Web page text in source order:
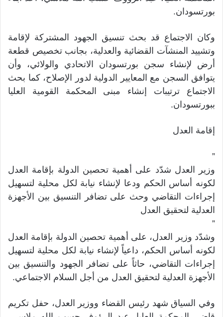
بورتسودان.
وكان الاجتماع قد بحث تنسيق الجهود المشتركة لإقامة
وتشييد المنشآت القضائية والعدلية، بجانب تخصيص قطعة
أرض لإنشاء سجن بورتسودان الاتحادي والولائي، وأن
يتوافق السجن مع المعايير الدولية لدور الإصلاح، كما بحث
الاجتماع ترتيبات إنشاء مبنى المحكمة القومية العليا
ببورتسودان.
إقامة العدل
”
وزير العدل شدّد على أهمية تحصين الدولة بإقامة العدل
لكونه أساس الحكم ودعا لإنشاء نيابة لكل محلية لتسهيل
إجراءات التقاضي وحث على تضافر التنسيق بين الأجهزة
العدلية لتحقيق العدل
”
وشدّد وزير العدل، على أهمية تحصين الدولة بإقامة العدل
لكونه أساس الحكم، داعياً لإنشاء نيابة لكل محلية لتسهيل
إجراءات التقاضي، حاثاً على تضافر الجهود والتنسيق بين
الأجهزة العدلية لتحقيق العدل من أجل السلام الاجتماعي.
وفي السياق شهد رئيس القضاء ووزير العدل، حفل تكريم